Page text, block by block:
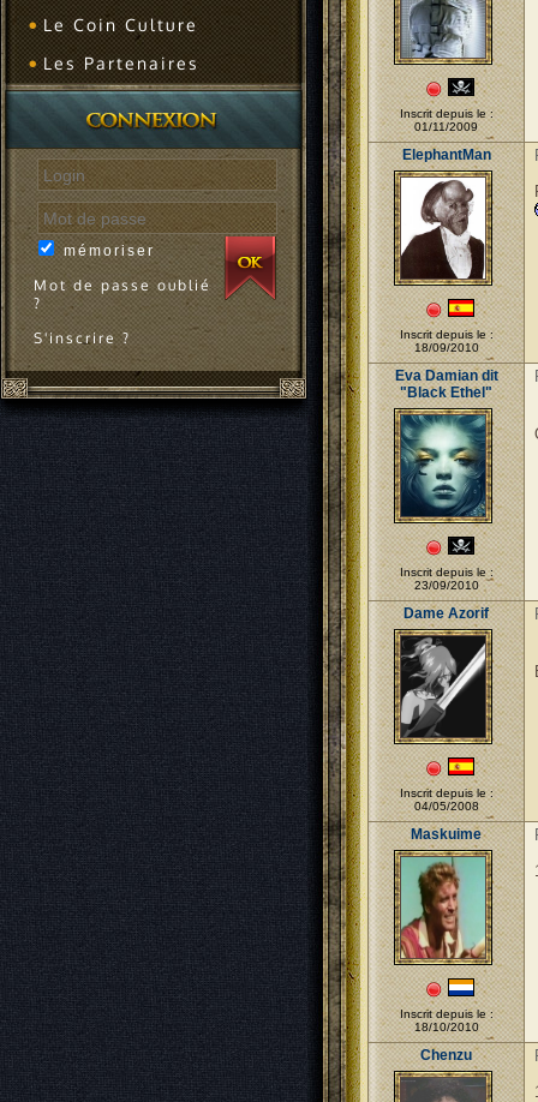
Le Coin Culture
Les Partenaires
mémoriser
Mot de passe oublié
?
S'inscrire ?
Inscrit depuis le :
01/11/2009
ElephantMan
Inscrit depuis le :
18/09/2010
Eva Damian dit
"Black Ethel"
Inscrit depuis le :
23/09/2010
Dame Azorif
Inscrit depuis le :
04/05/2008
Maskuime
Inscrit depuis le :
18/10/2010
Chenzu